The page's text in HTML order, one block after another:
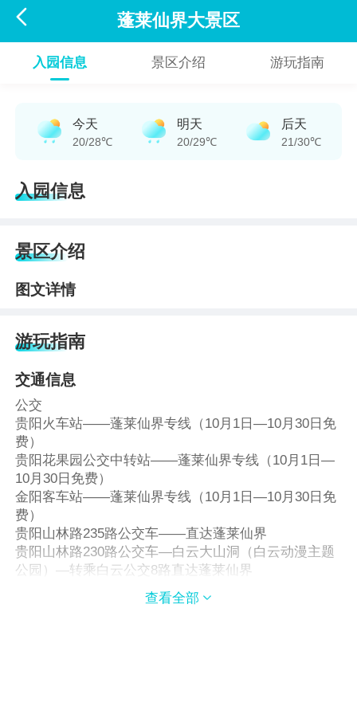
 蓬莱仙界大景区
入园信息 景区介绍 游玩指南
今天
20/28℃
明天
20/29℃
后天
21/30℃
入园信息
景区介绍
图文详情
游玩指南
交通信息
公交
贵阳火车站——蓬莱仙界专线（10月1日—10月30日免
费）
贵阳花果园公交中转站——蓬莱仙界专线（10月1日—
10月30日免费）
金阳客车站——蓬莱仙界专线（10月1日—10月30日免
费）
贵阳山林路235路公交车——直达蓬莱仙界
贵阳山林路230路公交车—白云大山洞（白云动漫主题
公园）—转乘白云公交8路直达蓬莱仙界
贵阳油榨街237路公交车—白云大山洞（白云动漫主题
公园）—转乘白云公交8路直达蓬莱仙界
查看全部 